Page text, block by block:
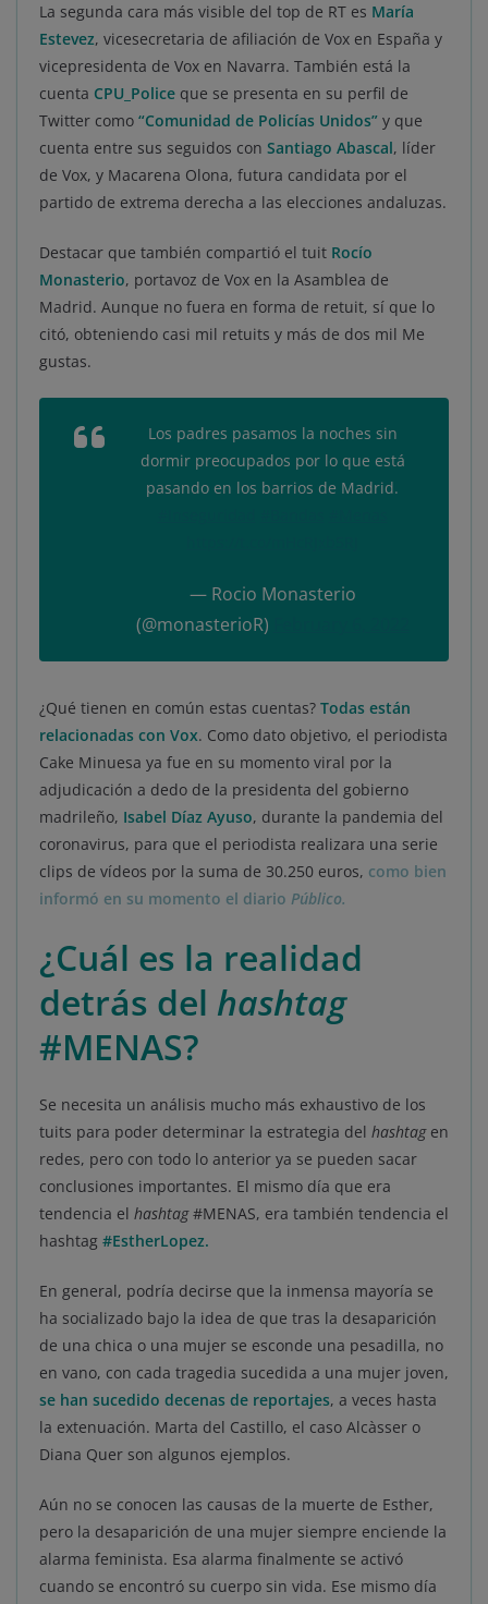
La segunda cara más visible del top de RT es María
Estevez, vicesecretaria de afiliación de Vox en España y
vicepresidenta de Vox en Navarra. También está la
cuenta CPU_Police que se presenta en su perfil de
Twitter como “Comunidad de Policías Unidos” y que
cuenta entre sus seguidos con Santiago Abascal, líder
de Vox, y Macarena Olona, futura candidata por el
partido de extrema derecha a las elecciones andaluzas.
Destacar que también compartió el tuit Rocío
Monasterio, portavoz de Vox en la Asamblea de
Madrid. Aunque no fuera en forma de retuit, sí que lo
citó, obteniendo casi mil retuits y más de dos mil Me
gustas.
Los padres pasamos la noches sin
dormir preocupados por lo que está
pasando en los barrios de Madrid.
— Rocio Monasterio
(@monasterioR)
¿Qué tienen en común estas cuentas? Todas están
relacionadas con Vox. Como dato objetivo, el periodista
Cake Minuesa ya fue en su momento viral por la
adjudicación a dedo de la presidenta del gobierno
madrileño, Isabel Díaz Ayuso, durante la pandemia del
coronavirus, para que el periodista realizara una serie
clips de vídeos por la suma de 30.250 euros, como bien
informó en su momento el diario Público.
¿Cuál es la realidad
detrás del hashtag
#MENAS?
Se necesita un análisis mucho más exhaustivo de los
tuits para poder determinar la estrategia del hashtagen
redes, pero con todo lo anterior ya se pueden sacar
conclusiones importantes. El mismo día que era
tendencia el hashtag#MENAS, era también tendencia el
hashtag #EstherLopez.
En general, podría decirse que la inmensa mayoría se
ha socializado bajo la idea de que tras la desaparición
de una chica o una mujer se esconde una pesadilla, no
en vano, con cada tragedia sucedida a una mujer joven,
se han sucedido decenas de reportajes, a veces hasta
la extenuación. Marta del Castillo, el caso Alcàsser o
Diana Quer son algunos ejemplos.
Aún no se conocen las causas de la muerte de Esther,
pero la desaparición de una mujer siempre enciende la
alarma feminista. Esa alarma finalmente se activó
cuando se encontró su cuerpo sin vida. Ese mismo día